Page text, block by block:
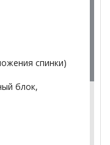
спинки)
блок,